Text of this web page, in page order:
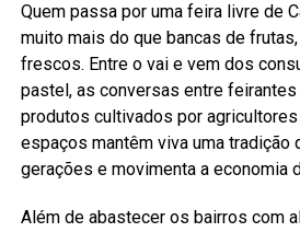
Quem passa por uma feira livre de
muito mais do que bancas de
frescos. Entre o vai e vem dos
pastel, as conversas entre
produtos cultivados por
espaços mantêm viva uma tradição
gerações e movimenta a economia
Além de abastecer os bairros com